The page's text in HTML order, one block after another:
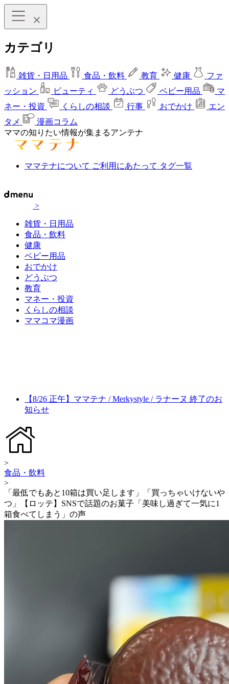
カテゴリ
雑貨・日用品 食品・飲料 教育 健康
ファ
ッション
ビューティ どうぶつ ベビー用品
マ
ネー・投資
くらしの相談 行事 おでかけ
エン
タメ
漫画コラム
ママの知りたい情報が集まるアンテナ
ママテナについて ご利用にあたって タグ一覧
>
雑貨・日用品
食品・飲料
健康
ベビー用品
おでかけ
どうぶつ
教育
マネー・投資
くらしの相談
ママコマ漫画
【8/26 正午】ママテナ / Merkystyle / ラナーヌ 終了のお
知らせ
>
食品・飲料
>
「最低でもあと10箱は買い足します」「買っちゃいけないや
つ」【ロッテ】SNSで話題のお菓子「美味し過ぎて一気に1
箱食べてしまう」の声